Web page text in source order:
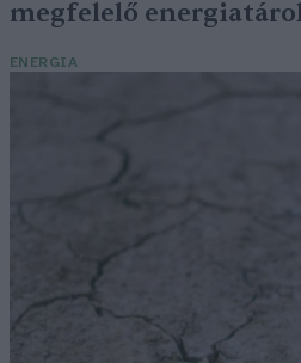
megfelelő
ENERGIA